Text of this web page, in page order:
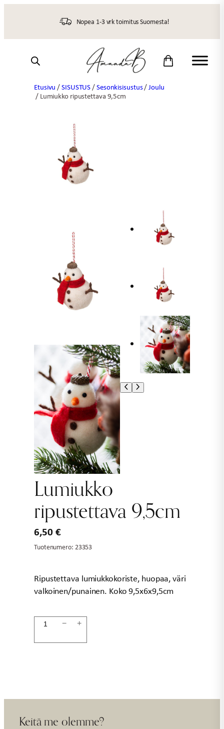
Nopea 1-3 vrk toimitus Suomesta!
Etusivu /SISUSTUS/Sesonkisisustus/Joulu
/ Lumiukko ripustettava 9,5cm
Lumiukko
ripustettava 9,5cm
6,50 €
Tuotenumero: 23353
Ripustettava lumiukkokoriste, huopaa, väri
valkoinen/punainen. Koko 9,5x6x9,5cm
Lumiukko
− +
Keitä me olemme?